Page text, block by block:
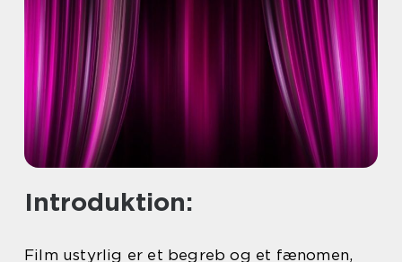
Introduktion:
Film ustyrlig er et begreb og et fænomen,